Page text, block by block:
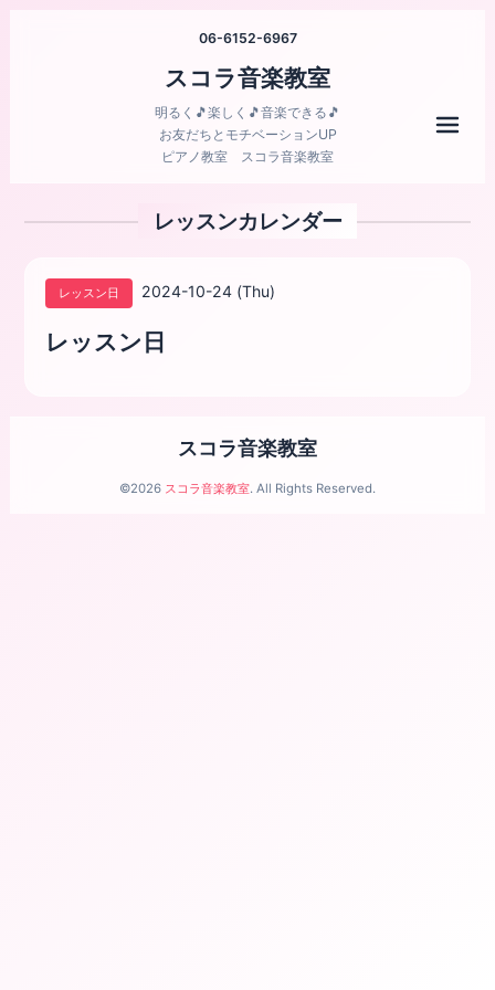
06-6152-6967
スコラ音楽教室
明るく🎵楽しく🎵音楽できる🎵
お友だちとモチベーションUP
ピアノ教室 スコラ音楽教室
レッスンカレンダー
レッスン日 2024-10-24 (Thu)
レッスン日
スコラ音楽教室
©2026 スコラ音楽教室. All Rights Reserved.